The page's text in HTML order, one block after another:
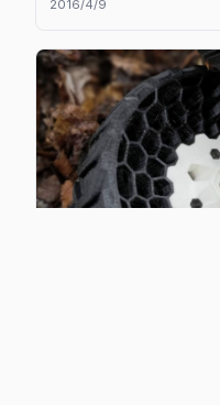
2016/4/9